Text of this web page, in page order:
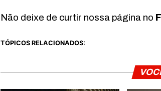
Não deixe de curtir nossa página no
TÓPICOS RELACIONADOS: